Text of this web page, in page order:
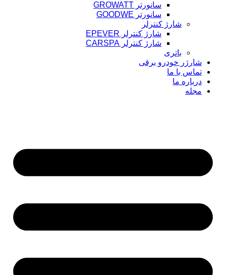
سانورتر GROWATT
سانورتر GOODWE
شارژ کنترلر
شارژ کنترلر EPEVER
شارژ کنترلر CARSPA
باتری
شارژر خودرو برقی
تماس با ما
درباره ما
مجله